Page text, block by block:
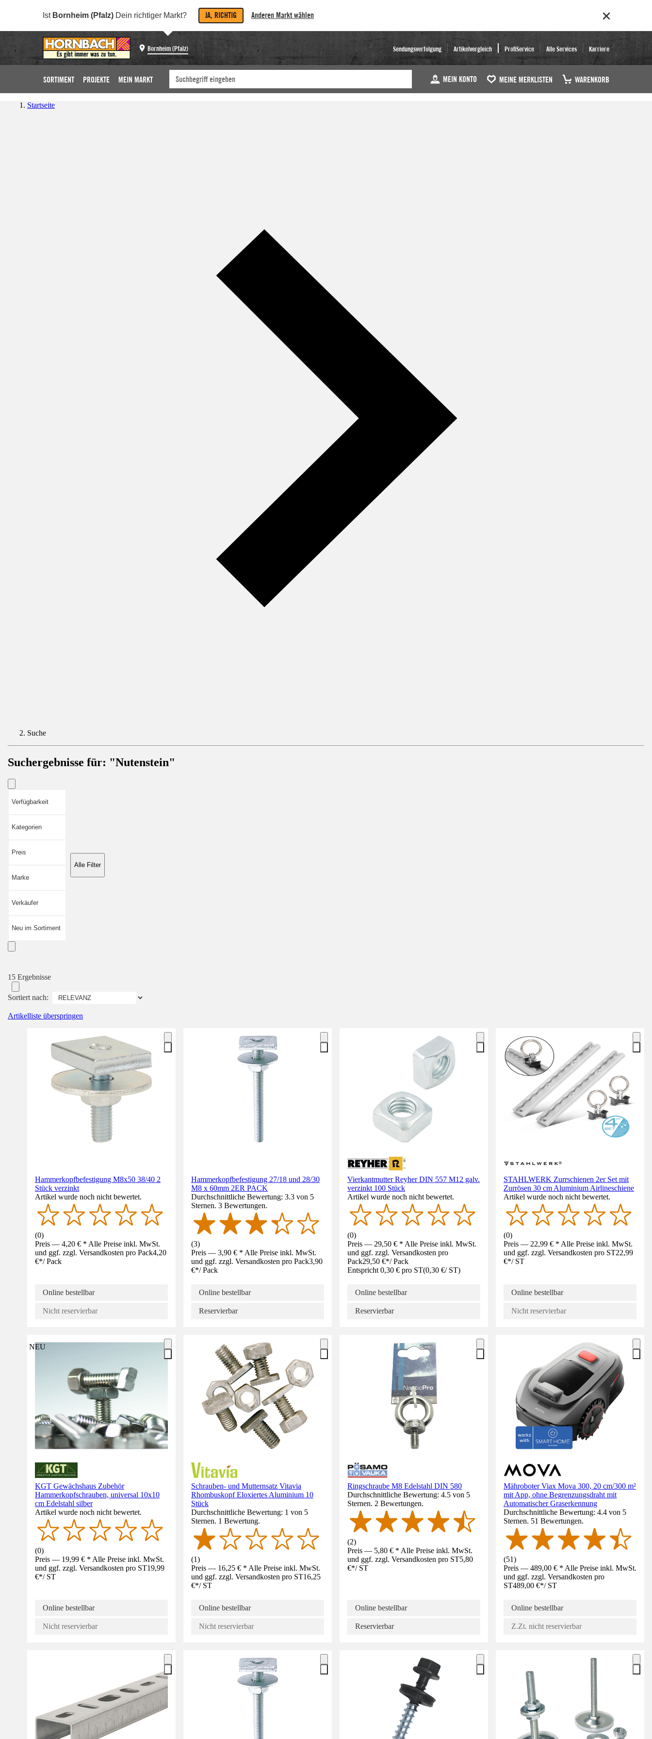
Ist Bornheim (Pfalz) Dein richtiger Markt? JA, RICHTIG Anderen Markt wählen
Bornheim (Pfalz) Sendungsverfolgung Artikelvergleich ProfiService Alle Services Karriere
SORTIMENT PROJEKTE MEIN MARKT MEIN KONTO MEINE MERKLISTEN WARENKORB
Startseite
Suche
Suchergebnisse für: "Nutenstein"
Verfügbarkeit
Kategorien
Preis
Marke
Verkäufer
Neu im Sortiment
Alle Filter
15 Ergebnisse
Sortiert nach:
Artikelliste überspringen
Hammerkopfbefestigung M8x50 38/40 2
Stück verzinkt
Artikel wurde noch nicht bewertet.
(0)
Preis — 4,20 € * Alle Preise inkl. MwSt.
und ggf. zzgl. Versandkosten pro Pack4,20
€*/ Pack
Online bestellbar
Nicht reservierbar
Hammerkopfbefestigung 27/18 und 28/30
M8 x 60mm 2ER PACK
Durchschnittliche Bewertung: 3.3 von 5
Sternen. 3 Bewertungen.
(3)
Preis — 3,90 € * Alle Preise inkl. MwSt.
und ggf. zzgl. Versandkosten pro Pack3,90
€*/ Pack
Online bestellbar
Reservierbar
Vierkantmutter Reyher DIN 557 M12 galv.
verzinkt 100 Stück
Artikel wurde noch nicht bewertet.
(0)
Preis — 29,50 € * Alle Preise inkl. MwSt.
und ggf. zzgl. Versandkosten pro
Pack29,50 €*/ Pack
Entspricht 0,30 € pro ST(0,30 €/ ST)
Online bestellbar
Reservierbar
STAHLWERK Zurrschienen 2er Set mit
Zurrösen 30 cm Aluminium Airlineschiene
Artikel wurde noch nicht bewertet.
(0)
Preis — 22,99 € * Alle Preise inkl. MwSt.
und ggf. zzgl. Versandkosten pro ST22,99
€*/ ST
Online bestellbar
Nicht reservierbar
NEU
KGT Gewächshaus Zubehör
Hammerkopfschrauben, universal 10x10
cm Edelstahl silber
Artikel wurde noch nicht bewertet.
(0)
Preis — 19,99 € * Alle Preise inkl. MwSt.
und ggf. zzgl. Versandkosten pro ST19,99
€*/ ST
Online bestellbar
Nicht reservierbar
Schrauben- und Mutternsatz Vitavia
Rhombuskopf Eloxiertes Aluminium 10
Stück
Durchschnittliche Bewertung: 1 von 5
Sternen. 1 Bewertung.
(1)
Preis — 16,25 € * Alle Preise inkl. MwSt.
und ggf. zzgl. Versandkosten pro ST16,25
€*/ ST
Online bestellbar
Nicht reservierbar
Ringschraube M8 Edelstahl DIN 580
Durchschnittliche Bewertung: 4.5 von 5
Sternen. 2 Bewertungen.
(2)
Preis — 5,80 € * Alle Preise inkl. MwSt.
und ggf. zzgl. Versandkosten pro ST5,80
€*/ ST
Online bestellbar
Reservierbar
Mähroboter Viax Mova 300, 20 cm/300 m²
mit App, ohne Begrenzungsdraht mit
Automatischer Graserkennung
Durchschnittliche Bewertung: 4.4 von 5
Sternen. 51 Bewertungen.
(51)
Preis — 489,00 € * Alle Preise inkl. MwSt.
und ggf. zzgl. Versandkosten pro
ST489,00 €*/ ST
Online bestellbar
Z.Zt. nicht reservierbar